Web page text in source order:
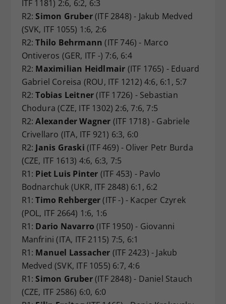
ITF 1181) 2:6, 6:2, 6:3
R2:Simon Gruber(ITF 2848) - Jakub Medved
(SVK, ITF 1055) 1:6, 2:6
R2:Thilo Behrmann (ITF 746) - Marco
Ontiveros (GER, ITF -) 7:6, 6:4
R2: Maximilian Heidlmair (ITF 1765) - Eduard
Gabriel Coreisa (ROU, ITF 1212) 4:6, 6:1, 5:7
R2:Tobias Leitner(ITF 1726) - Sebastian
Chodura (CZE, ITF 1302) 2:6, 7:6, 7:5
R2:Alexander Wagner (ITF 1718) - Gabriele
Crivellaro (ITA, ITF 921) 6:3, 6:0
R2: Janis Graski (ITF 469) - Oliver Petr Burda
(CZE, ITF 1613) 4:6, 6:3, 7:5
R1: Piet Luis Pinter (ITF 453) - Pavlo
Bodnarchuk (UKR, ITF 2848) 6:1, 6:2
R1:Timo Rehberger(ITF -) - Kacper Czyrek
(POL, ITF 2664) 1:6, 1:6
R1: Dario Navarro (ITF 1950) - Giovanni
Manfrini (ITA, ITF 2115) 7:5, 6:1
R1: Manuel Lassacher (ITF 2423) - Jakub
Medved (SVK, ITF 1055) 6:7, 4:6
R1:Simon Gruber(ITF 2848) - Daniel Stauch
(CZE, ITF 2586) 6:0, 6:0